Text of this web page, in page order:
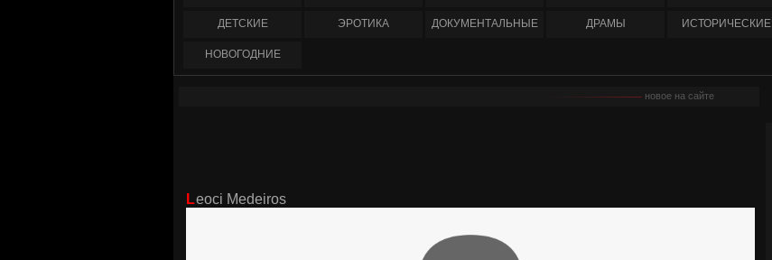
ДЕТСКИЕ ЭРОТИКА ДОКУМЕНТАЛЬНЫЕ ДРАМЫ ИСТОРИЧЕСКИЕ
НОВОГОДНИЕ
новое на сайте
Leoci Medeiros